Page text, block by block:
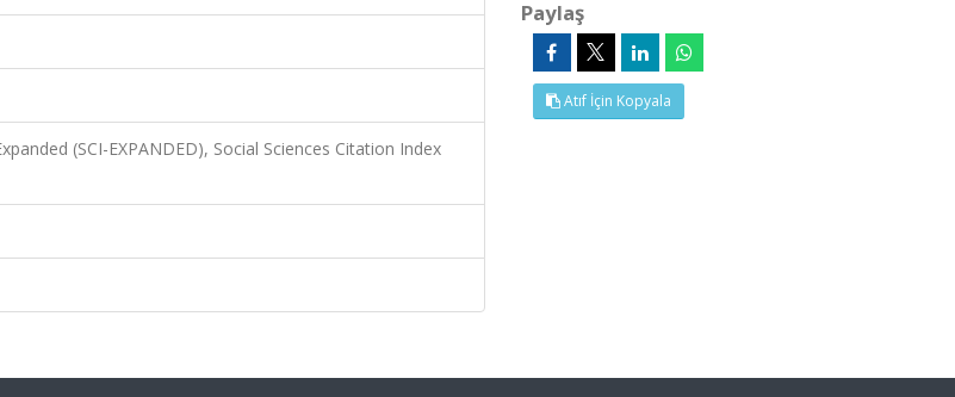
(SCI-EXPANDED), Social Sciences Citation Index
Paylaş
Atıf İçin Kopyala